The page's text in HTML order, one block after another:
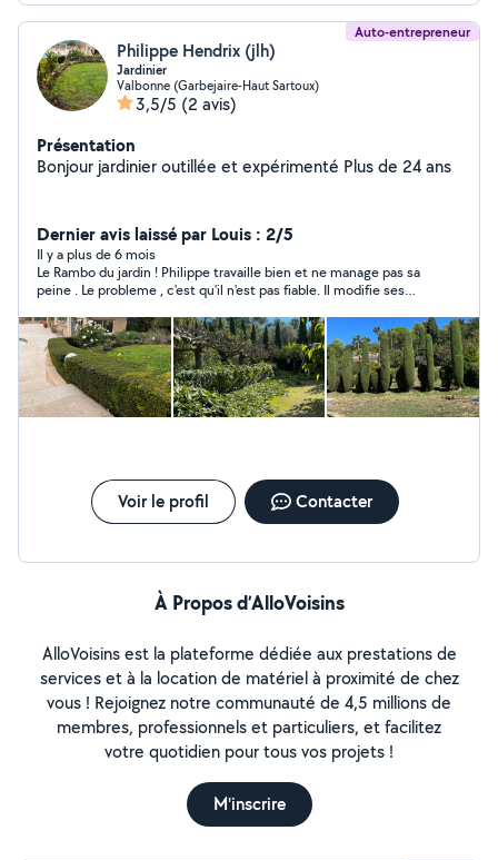
Auto-entrepreneur
Philippe Hendrix (jlh)
Jardinier
Valbonne (Garbejaire-Haut Sartoux)
3,5/5 (2 avis)
Présentation
Bonjour jardinier outillée et expérimenté Plus de 24 ans
Dernier avis laissé par Louis : 2/5
Il y a plus de 6 mois
Le Rambo du jardin ! Philippe travaille bien et ne manage pas sa
peine . Le probleme , c'est qu'il n'est pas fiable. Il modifie ses
laissé platement tombé sans raison ni préavis
Voir le profil Contacter
À Propos d’AlloVoisins
AlloVoisins est la plateforme dédiée aux prestations de
services et à la location de matériel à proximité de chez
vous ! Rejoignez notre communauté de 4,5 millions de
membres, professionnels et particuliers, et facilitez
votre quotidien pour tous vos projets !
M'inscrire